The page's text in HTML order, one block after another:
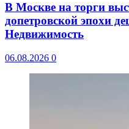
В Москве на торги
допетровской эпохи
Недвижимость
06.08.2026 0